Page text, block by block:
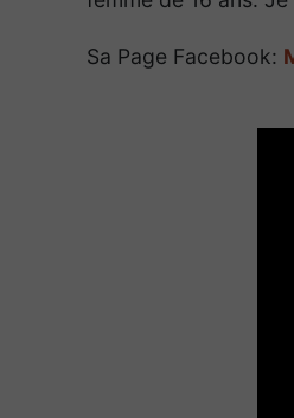
Sa Page Facebook: